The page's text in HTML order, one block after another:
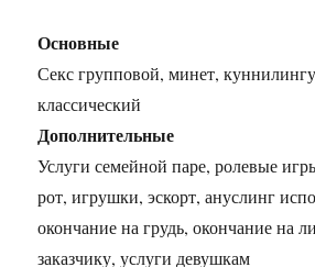
Основные
Секс групповой, минет,
классический
Дополнительные
Услуги семейной паре, ролевые
рот, игрушки, эскорт, ануслинг
окончание на грудь, окончание на
заказчику, услуги девушкам